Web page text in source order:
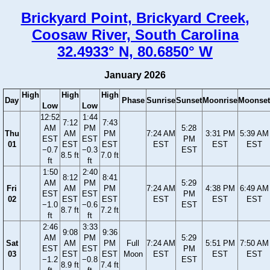
Brickyard Point, Brickyard Creek,
Coosaw River, South Carolina
32.4933° N, 80.6850° W
January 2026
Day
High
Low
High
Low
High
Phase SunriseSunset Moonrise Moonset
Thu
01
12:52
AM
EST
−0.7
ft
7:12
AM
EST
8.5 ft
1:44
PM
EST
−0.3
ft
7:43
PM
EST
7.0 ft
7:24 AM
EST
5:28
PM
EST
3:31 PM
EST
5:39 AM
EST
Fri
02
1:50
AM
EST
−1.0
ft
8:12
AM
EST
8.7 ft
2:40
PM
EST
−0.6
ft
8:41
PM
EST
7.2 ft
7:24 AM
EST
5:29
PM
EST
4:38 PM
EST
6:49 AM
EST
Sat
03
2:46
AM
EST
−1.2
9:08
AM
EST
8.9 ft
3:33
PM
EST
−0.8
9:36
PM
EST
7.4 ft
Full
Moon
7:24 AM
EST
5:29
PM
EST
5:51 PM
EST
7:50 AM
EST